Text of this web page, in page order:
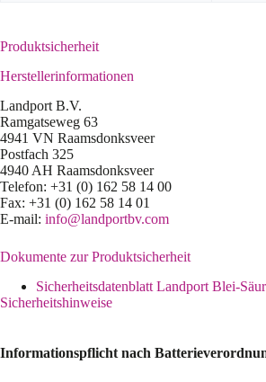
Produktsicherheit
Herstellerinformationen
Landport B.V.
Ramgatseweg 63
4941 VN Raamsdonksveer
Postfach 325
4940 AH Raamsdonksveer
Telefon: +31 (0) 162 58 14 00
Fax: +31 (0) 162 58 14 01
E-mail: info@landportbv.com
Dokumente zur Produktsicherheit
Sicherheitsdatenblatt Landport Blei-
Sicherheitshinweise
Informationspflicht nach